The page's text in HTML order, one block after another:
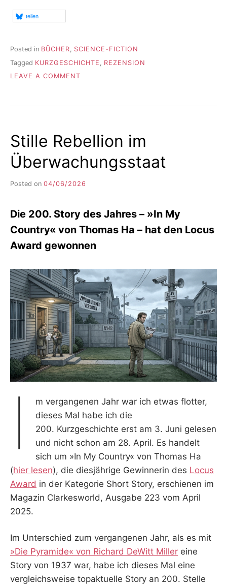
teilen
Posted in BÜCHER, SCIENCE-FICTION
Tagged KURZGESCHICHTE
REZENSION
LEAVE A COMMENT
Stille Rebellion im
Überwachungsstaat
Posted on 04/06/2026
I
S
L
R
Die 200. Story des Jahres – »In My
Country« von Thomas Ha – hat den Locus
Award gewonnen
I
m vergangenen Jahr war ich etwas flotter,
dieses Mal habe ich die
200. Kurzgeschichte erst am 3. Juni gelesen
und nicht schon am 28. April. Es handelt
sich um »In My Country« von Thomas Ha
(hier lesen), die diesjährige Gewinnerin des Locus
Award in der Kategorie Short Story, erschienen im
Magazin Clarkesworld, Ausgabe 223 vom April
2025.
Im Unterschied zum vergangenen Jahr, als es mit
»Die Pyramide« von Richard DeWitt Miller eine
Story von 1937 war, habe ich dieses Mal eine
vergleichsweise topaktuelle Story an 200. Stelle